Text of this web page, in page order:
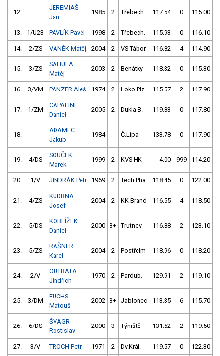
12.
JEREMIAŠ
Jan
1985 2 Třebech. 117.54 0 115.00
13. 1/U23 PAVLÍK Pavel 1998 2 Třebech. 115.93 0 116.10
14. 2/ZS VANĚK Matěj 2004 2 VS Tábor 116.82 4 114.90
15. 3/ZS
SAHULA
Matěj
2003 2 Benátky 118.32 0 115.30
16. 3/VM PANZER Aleš 1974 2 Loko Plz 115.57 2 117.90
17. 1/ZM
CAPALINI
Daniel
2005 2 Dukla B. 119.83 0 117.80
18.
ADAMEC
Jakub
1984 Č.Lípa 133.78 0 117.90
19. 4/DS
SOUČEK
Marek
1999 2 KVS HK 4.00 999 114.20
20. 1/V JINDRÁK Petr 1969 2 Tech.Pha 118.45 0 122.00
21. 4/ZS
KUDRNA
Josef
2004 2 KK Brand 116.55 4 118.50
22. 5/DS
KOBLÍŽEK
Daniel
2000 3+ Trutnov 116.88 2 123.10
23. 5/ZS
RAŠNER
Karel
2004 2 Postřelm 118.96 0 118.20
24. 2/V
OUTRATA
Jindřich
1970 2 Pardub. 129.91 2 119.10
25. 3/DM
FUCHS
Matouš
2002 3+ Jablonec 113.35 6 115.70
26. 6/DS
ŠVAGR
Rostislav
2000 3 Týniště 131.62 2 119.50
27. 3/V TROCH Petr 1971 2 Dv.Král. 119.57 0 122.30